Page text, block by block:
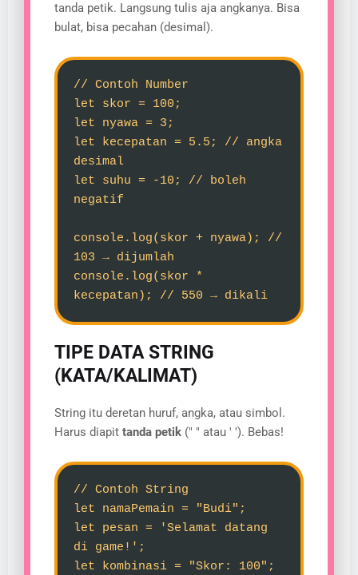
tanda petik. Langsung tulis aja angkanya. Bisa
bulat, bisa pecahan (desimal).
// Contoh Number
let skor = 100;
let nyawa = 3;
let kecepatan = 5.5; // angka
desimal
let suhu = -10; // boleh
negatif
console.log(skor + nyawa); //
103 → dijumlah
console.log(skor *
kecepatan); // 550 → dikali
TIPE DATA STRING
(KATA/KALIMAT)
String itu deretan huruf, angka, atau simbol.
Harus diapit tanda petik (" " atau ' '). Bebas!
// Contoh String
let namaPemain = "Budi";
let pesan = 'Selamat datang
di game!';
let kombinasi = "Skor: 100";